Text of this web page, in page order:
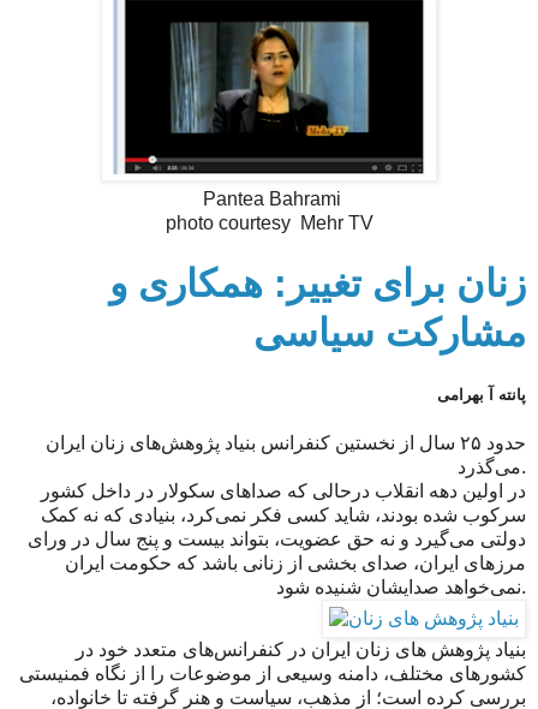
Pantea Bahrami
photo courtesy Mehr TV
زنان برای تغییر: همکاری و
مشارکت سیاسی
پانته آ بهرامی
حدود ۲۵ سال از نخستین کنفرانس بنیاد پژوهش‌های زنان ایران
می‌گذرد.
در اولین دهه انقلاب درحالی که صداهای سکولار در داخل کشور
سرکوب شده بودند، شاید کسی فکر نمی‌کرد، بنیادی که نه کمک
دولتی می‌گیرد و نه حق عضویت، بتواند بیست و پنج سال در ورای
مرزهای ایران، صدای بخشی از زنانی باشد که حکومت ایران
نمی‌خواهد صدایشان شنیده شود.
بنیاد پژوهش های زنان ایران در کنفرانس‌های متعدد خود در
کشورهای مختلف، دامنه وسیعی از موضوعات را از نگاه فمنیستی
بررسی کرده است؛ از مذهب، سیاست و هنر گرفته تا خانواده،